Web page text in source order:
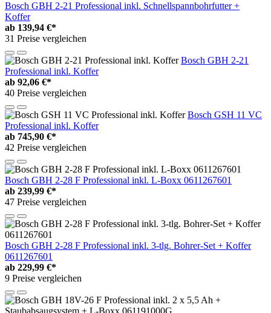
Bosch GBH 2-21 Professional inkl. Schnellspannbohrfutter +
Koffer
ab 139,94 €*
31 Preise vergleichen
Bosch GBH 2-21
Professional inkl. Koffer
ab 92,06 €*
40 Preise vergleichen
Bosch GSH 11 VC
Professional inkl. Koffer
ab 745,90 €*
42 Preise vergleichen
Bosch GBH 2-28 F Professional inkl. L-Boxx 0611267601
ab 239,99 €*
47 Preise vergleichen
Bosch GBH 2-28 F Professional inkl. 3-tlg. Bohrer-Set + Koffer
0611267601
ab 229,99 €*
9 Preise vergleichen